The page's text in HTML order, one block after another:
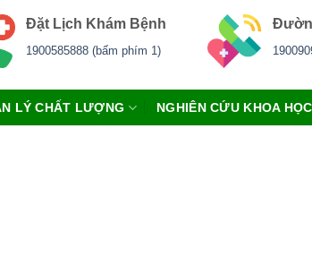
Đặt Lịch Khám Bệnh
1900585888 (bấm phím 1)
LÝ CHẤT LƯỢNG NGHIÊN CỨU KHOA HỌC